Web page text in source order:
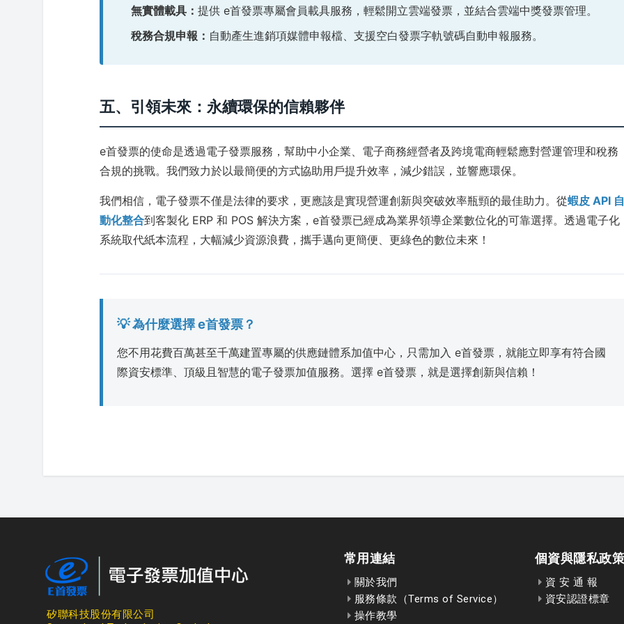
無實體載具：提供 e首發票專屬會員載具服務，輕鬆開立雲端發票，並結合雲端中獎發票管理。
稅務合規申報： 自動產生進銷項媒體申報檔、支援空白發票字軌號碼自動申報服務。
五、引領未來：永續環保的信賴夥伴
e首發票的使命是透過電子發票服務，幫助中小企業、電子商務經營者及跨境電商輕鬆應對營運管理和稅務
合規的挑戰。我們致力於以最簡便的方式協助用戶提升效率，減少錯誤，並響應環保。
我們相信，電子發票不僅是法律的要求，更應該是實現營運創新與突破效率瓶頸的最佳助力。從蝦皮 API
動化整合到客製化 ERP 和 POS 解決方案，e首發票已經成為業界領導企業數位化的可靠選擇。透過電子化
系統取代紙本流程，大幅減少資源浪費，攜手邁向更簡便、更綠色的數位未來！
💡 為什麼選擇 e首發票？
您不用花費百萬甚至千萬建置專屬的供應鏈體系加值中心，只需加入 e首發票，就能立即享有符合國
際資安標準、頂級且智慧的電子發票加值服務。選擇 e首發票，就是選擇創新與信賴！
矽聯科技股份有限公司
常用連結
關於我們
服務條款（Terms of Service）
操作教學
個資與隱私政
資 安 通 報
資安認證標章